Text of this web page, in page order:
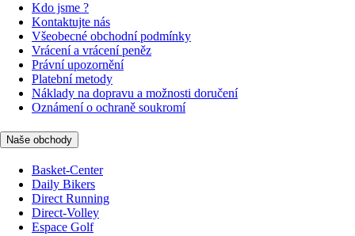
Kdo jsme ?
Kontaktujte nás
Všeobecné obchodní podmínky
Vrácení a vrácení peněz
Právní upozornění
Platební metody
Náklady na dopravu a možnosti doručení
Oznámení o ochraně soukromí
Naše obchody
Basket-Center
Daily Bikers
Direct Running
Direct-Volley
Espace Golf